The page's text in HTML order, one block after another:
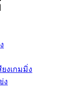
งเกมมิ่ง
ง